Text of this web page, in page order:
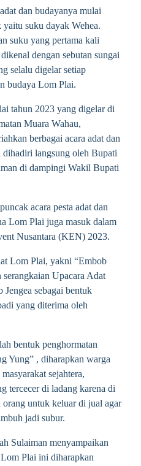
dan budayanya mulai
suku dayak Wehea.
suku yang pertama kali
dengan sebutan sungai
selalu digelar setiap
budaya Lom Plai.
tahun 2023 yang digelar di
Muara Wahau,
berbagai acara adat dan
dihadiri langsung oleh Bupati
di dampingi Wakil Bupati
acara pesta adat dan
Lom Plai juga masuk dalam
Nusantara (KEN) 2023.
Lom Plai, yakni “Embob
Upacara Adat
sebagai bentuk
yang diterima oleh
bentuk penghormatan
Yung” , diharapkan warga
sejahtera,
tercecer di ladang karena di
untuk keluar di jual agar
jadi subur.
Sulaiman menyampaikan
Plai ini diharapkan